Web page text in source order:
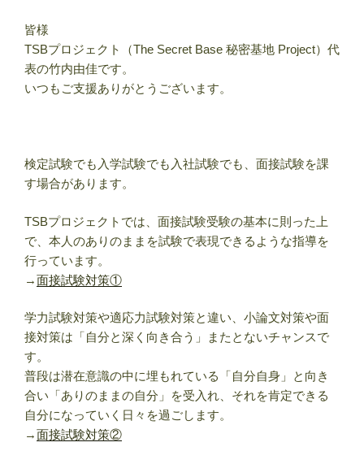
皆様
TSBプロジェクト（The Secret Base 秘密基地 Project）代
表の竹内由佳です。
いつもご支援ありがとうございます。
検定試験でも入学試験でも入社試験でも、面接試験を課
す場合があります。
TSBプロジェクトでは、面接試験受験の基本に則った上
で、本人のありのままを試験で表現できるような指導を
行っています。
→面接試験対策①
学力試験対策や適応力試験対策と違い、小論文対策や面
接対策は「自分と深く向き合う」またとないチャンスで
す。
普段は潜在意識の中に埋もれている「自分自身」と向き
合い「ありのままの自分」を受入れ、それを肯定できる
自分になっていく日々を過ごします。
→面接試験対策②